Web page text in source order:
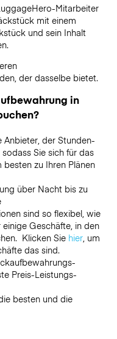
Mitarbeiter
mit einem
und sein Inhalt
der dasselbe bietet.
in
Anbieter, der Stunden-
Sie sich für das
zu Ihren Plänen
über Nacht bis zu
sind so flexibel, wie
Geschäfte, in den
Klicken Sie hier, um
das sind.
Preis-Leistungs-
besten und die